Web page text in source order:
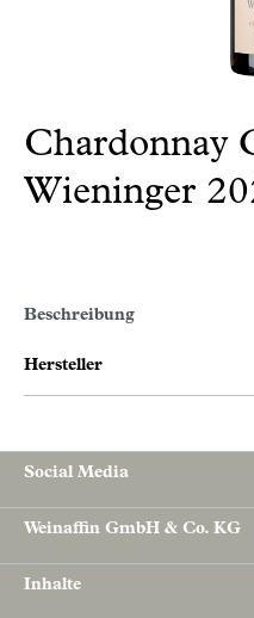
Chardonnay
Wieninger
Beschreibung
Hersteller
Social Media
Weinaffin GmbH & Co. KG
Inhalte